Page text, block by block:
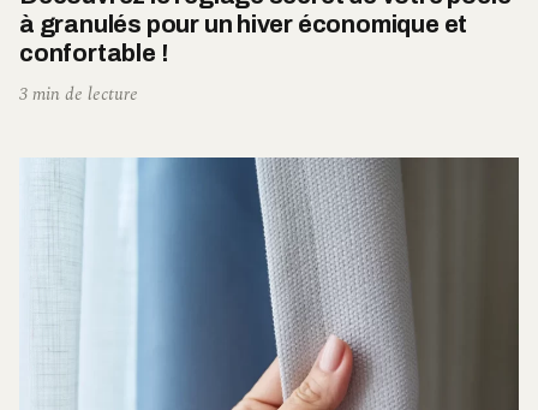
à granulés pour un hiver économique et
confortable !
3 min de lecture